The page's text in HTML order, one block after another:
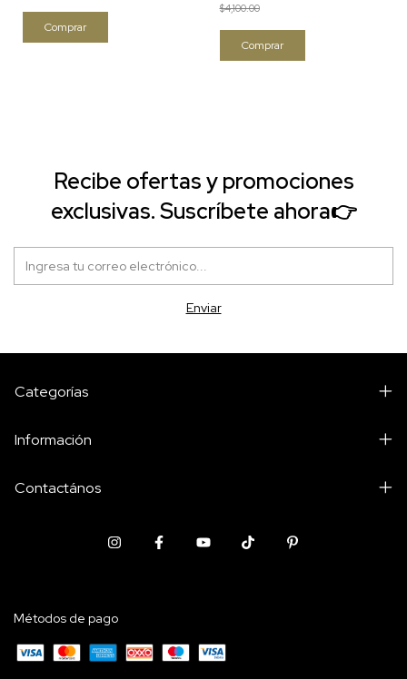
$4,100.00
Recibe ofertas y promociones
exclusivas. Suscríbete ahora👉
Categorías
Información
Contactános
Métodos de pago